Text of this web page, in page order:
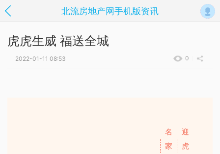
北流房地产网手机版资讯
虎虎生威 福送全城
0
2022-01-11 08:53
名
家
迎
虎